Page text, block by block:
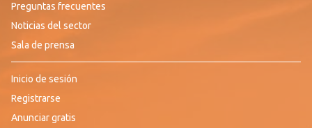
Preguntas frecuentes
Noticias del sector
Sala de prensa
Inicio de sesión
Registrarse
Anunciar gratis